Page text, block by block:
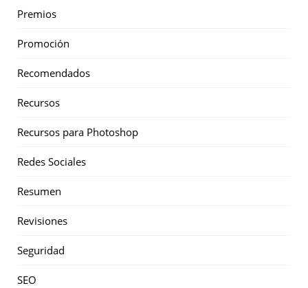
Premios
Promoción
Recomendados
Recursos
Recursos para Photoshop
Redes Sociales
Resumen
Revisiones
Seguridad
SEO